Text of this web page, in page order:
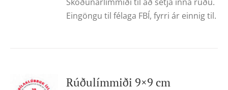
Eingöngu til félaga FBÍ, fyrri ár einnig til.
Rúðulímmiði 9×9 cm